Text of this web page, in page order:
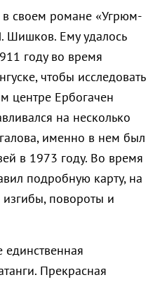
в своем романе «Угрюм-
Шишков. Ему удалось
году во время
чтобы исследовать
центре Ербогачен
на несколько
именно в нем был
в 1973 году. Во время
подробную карту, на
повороты и
единственная
Прекрасная